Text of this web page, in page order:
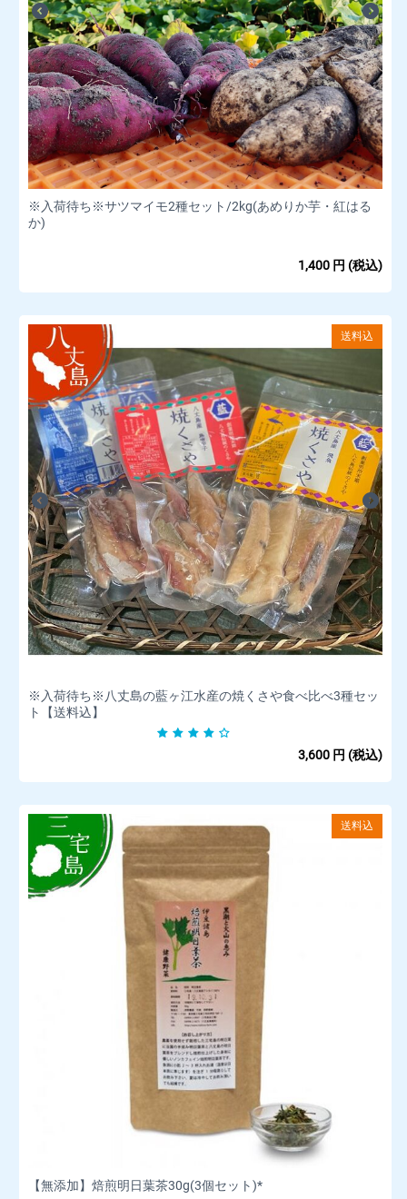
※入荷待ち※サツマイモ2種セット/2kg(あめりか芋・紅はる
か)
1,400 円 (税込)
送料込
※入荷待ち※八丈島の藍ヶ江水産の焼くさや食べ比べ3種セッ
ト【送料込】
3,600 円 (税込)
送料込
【無添加】焙煎明日葉茶30g(3個セット)*